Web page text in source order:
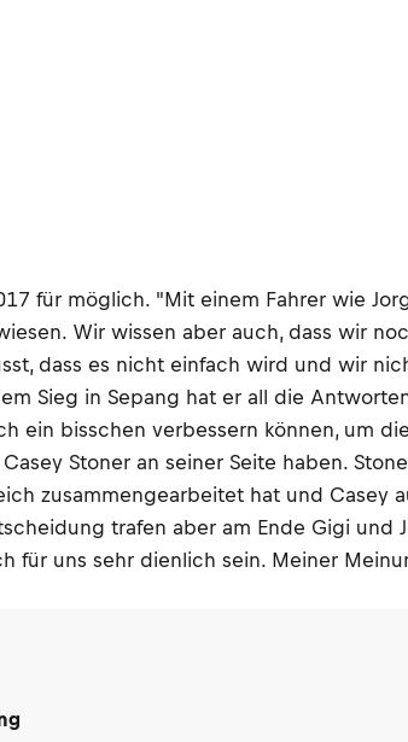
für möglich. "Mit einem Fahrer wie
Wir wissen aber auch, dass wir
dass es nicht einfach wird und wir
Sieg in Sepang hat er all die
bisschen verbessern können, um
Stoner an seiner Seite haben.
zusammengearbeitet hat und Casey
trafen aber am Ende Gigi und
für uns sehr dienlich sein. Meiner